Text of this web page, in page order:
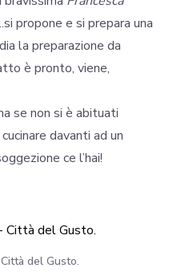
propone e si prepara una
la preparazione da
è pronto, viene,
se non si è abituati
davanti ad un
ce l’hai!
del Gusto.